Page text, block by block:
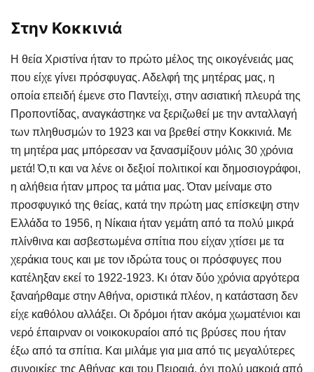
Στην Κοκκινιά
Η θεία Χριστίνα ήταν το πρώτο μέλος της οικογένειάς μας
που είχε γίνει πρόσφυγας. Αδελφή της μητέρας μας, η
οποία επειδή έμενε στο Παντείχι, στην ασιατική πλευρά της
Προποντίδας, αναγκάστηκε να ξεριζωθεί με την ανταλλαγή
των πληθυσμών το 1923 και να βρεθεί στην Κοκκινιά. Με
τη μητέρα μας μπόρεσαν να ξανασμίξουν μόλις 30 χρόνια
μετά! Ό,τι και να λένε οι δεξιοί πολιτικοί και δημοσιογράφοι,
η αλήθεια ήταν μπρος τα μάτια μας. Όταν μείναμε στο
προσφυγικό της θείας, κατά την πρώτη μας επίσκεψη στην
Ελλάδα το 1956, η Νίκαια ήταν γεμάτη από τα πολύ μικρά
πλίνθινα και ασβεστωμένα σπίτια που είχαν χτίσει με τα
χεράκια τους και με τον ιδρώτα τους οι πρόσφυγες που
κατέληξαν εκεί το 1922-1923. Κι όταν δύο χρόνια αργότερα
ξαναήρθαμε στην Αθήνα, οριστικά πλέον, η κατάσταση δεν
είχε καθόλου αλλάξει. Οι δρόμοι ήταν ακόμα χωματένιοι και
νερό έπαιρναν οι νοικοκυραίοι από τις βρύσες που ήταν
έξω από τα σπίτια. Και μιλάμε για μια από τις μεγαλύτερες
συνοικίες της Αθήνας και του Πειραιά, όχι πολύ μακριά από